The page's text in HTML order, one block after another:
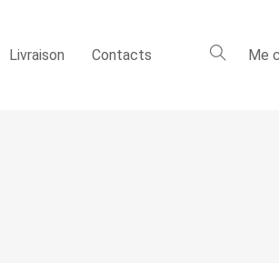
Livraison Contacts Me